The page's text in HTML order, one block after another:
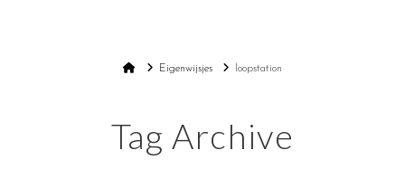
HomeEigenwijsjes loopstation
Tag Archive